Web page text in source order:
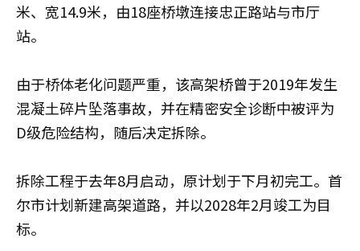
米、宽14.9米，由18座桥墩连接忠正路站与市厅
站。
由于桥体老化问题严重，该高架桥曾于2019年发生
混凝土碎片坠落事故，并在精密安全诊断中被评为
D级危险结构，随后决定拆除。
拆除工程于去年8月启动，原计划于下月初完工。首
尔市计划新建高架道路，并以2028年2月竣工为目
标。